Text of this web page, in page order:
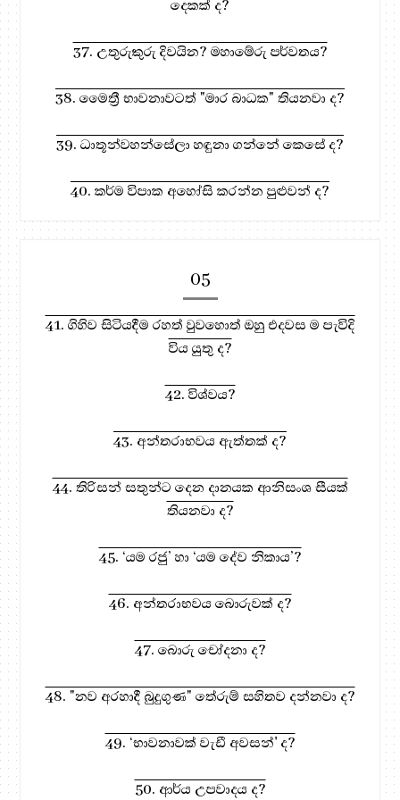
දෙකක් ද?
37. උතුරුකුරු දිවයින? මහාමේරු පර්වතය?
38. මෛත්‍රී භාවනාවටත් "මාර බාධක" තියනවා ද?
39. ධාතූන්වහන්සේලා හඳුනා ගන්නේ කෙසේ ද?
40. කර්ම විපාක අහෝසි කරන්න පුළුවන් ද?
05
41. ගිහිව සිටියදීම රහත් වුවහොත් ඔහු එදවස ම පැවිදි
විය යුතු ද?
42. විශ්වය?
43. අන්තරාභවය ඇත්තක් ද?
44. තිරිසන් සතුන්ට දෙන දානයක ආනිසංශ සීයක්
තියනවා ද?
45. ‘යම රජු’ හා ‘යම දේව නිකාය’?
46. අන්තරාභවය බොරුවක් ද?
47. බොරු චෝදනා ද?
48. "නව අරහාදී බුදුගුණ" තේරුම් සහිතව දන්නවා ද?
49. ‘භාවනාවක් වැඩී අවසන්' ද?
50. ආර්ය උපවාදය ද?